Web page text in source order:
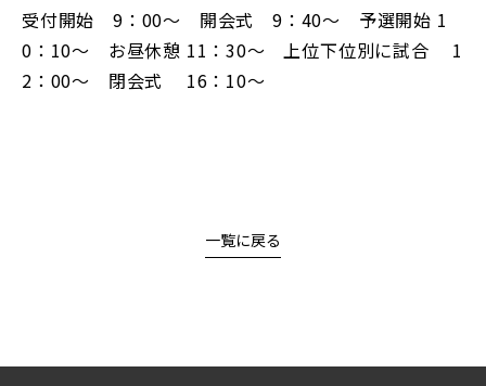
受付開始 9：00～ 開会式 9：40～ 予選開始 1
0：10～ お昼休憩 11：30～ 上位下位別に試合 1
2：00～ 閉会式 16：10～
一覧に戻る